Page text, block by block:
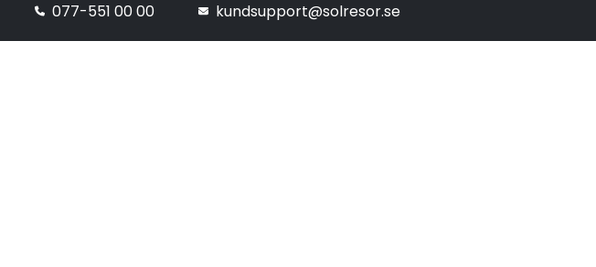
077-551 00 00 kundsupport@solresor.se